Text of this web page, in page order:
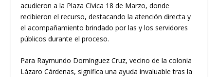
acudieron a la Plaza Cívica 18 de Marzo, donde
recibieron el recurso, destacando la atención directa y
el acompañamiento brindado por las y los servidores
públicos durante el proceso.
Para Raymundo Domínguez Cruz, vecino de la colonia
Lázaro Cárdenas, significa una ayuda invaluable tras la